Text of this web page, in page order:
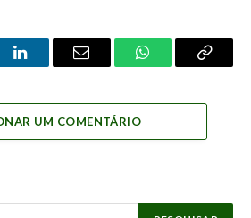
LinkedInEmail WhatsAppCopy
UM COMENTÁRIO